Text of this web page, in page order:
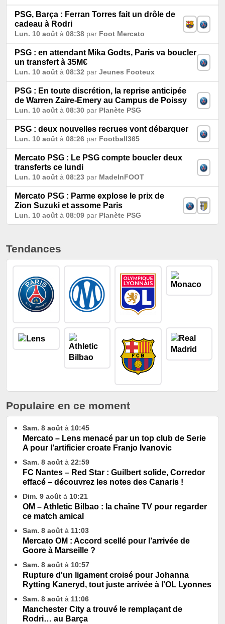
PSG, Barça : Ferran Torres fait un drôle de
cadeau à Rodri
Lun. 10 août à 08:38 par Foot Mercato
PSG : en attendant Mika Godts, Paris va boucler
un transfert à 35M€
Lun. 10 août à 08:32 par Jeunes Footeux
PSG : En toute discrétion, la reprise anticipée
de Warren Zaire-Emery au Campus de Poissy
Lun. 10 août à 08:30 par Planète PSG
PSG : deux nouvelles recrues vont débarquer
Lun. 10 août à 08:26 par Football365
Mercato PSG : Le PSG compte boucler deux
transferts ce lundi
Lun. 10 août à 08:23 par MadeInFOOT
Mercato PSG : Parme explose le prix de
Zion Suzuki et assome Paris
Lun. 10 août à 08:09 par Planète PSG
Tendances
Populaire en ce moment
Sam. 8 août à 10:45
Mercato – Lens menacé par un top club de Serie
A pour l’artificier croate Franjo Ivanovic
Sam. 8 août à 22:59
FC Nantes – Red Star : Guilbert solide, Corredor
effacé – découvrez les notes des Canaris !
Dim. 9 août à 10:21
OM – Athletic Bilbao : la chaîne TV pour regarder
ce match amical
Sam. 8 août à 11:03
Mercato OM : Accord scellé pour l’arrivée de
Goore à Marseille ?
Sam. 8 août à 10:57
Rupture d'un ligament croisé pour Johanna
Rytting Kaneryd, tout juste arrivée à l'OL Lyonnes
Sam. 8 août à 11:06
Manchester City a trouvé le remplaçant de
Rodri… au Barça